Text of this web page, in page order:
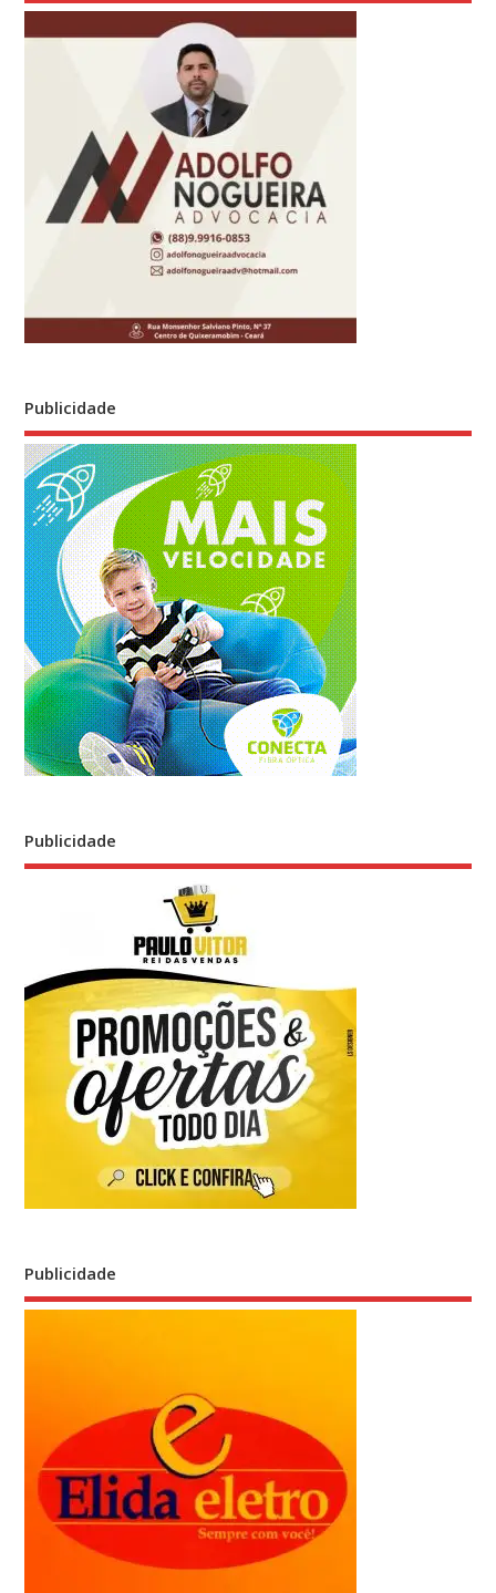
Publicidade
Publicidade
Publicidade